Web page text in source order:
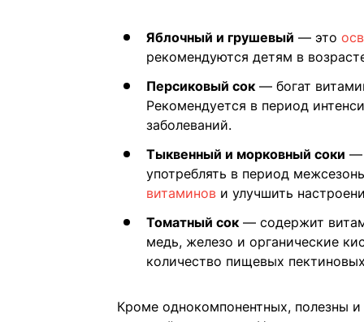
Яблочный и грушевый — это
рекомендуются детям в
Персиковый сок — богат
Рекомендуется в период
заболеваний.
Тыквенный и морковный соки —
употреблять в период
витаминов и улучшить
Томатный сок — содержит
медь, железо и органические
количество пищевых
Кроме однокомпонентных, полезны